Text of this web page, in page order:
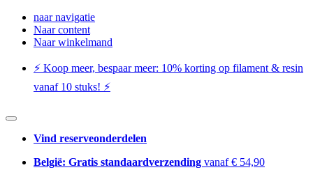
naar navigatie
Naar content
Naar winkelmand
⚡️ Koop meer, bespaar meer: ​​10% korting op filament & resin
vanaf 10 stuks! ⚡️
Vind reserveonderdelen
België: Gratis standaardverzending vanaf € 54,90